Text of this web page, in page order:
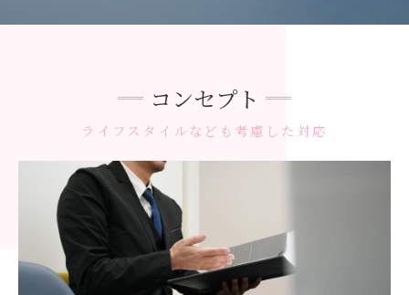
ライフスタイルなども考慮した対応
コンセプト